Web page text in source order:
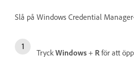
Slå på Windows Credential
Tryck Windows + R för att